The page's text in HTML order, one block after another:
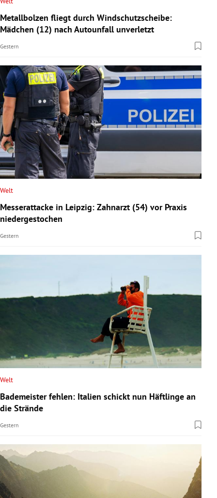
Metallbolzen fliegt durch Windschutzscheibe:
Mädchen (12) nach Autounfall unverletzt
Gestern
Welt
Messerattacke in Leipzig: Zahnarzt (54) vor Praxis
niedergestochen
Gestern
Welt
Bademeister fehlen: Italien schickt nun Häftlinge an
die Strände
Gestern